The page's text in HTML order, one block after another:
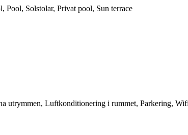
Pool, Solstolar, Privat pool, Sun terrace
utrymmen, Luftkonditionering i rummet, Parkering,